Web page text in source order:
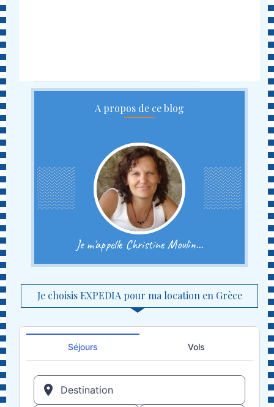
A propos de ce blog
Je m'appelle Christine Moulin...
Je choisis EXPEDIA pour ma location en Grèce